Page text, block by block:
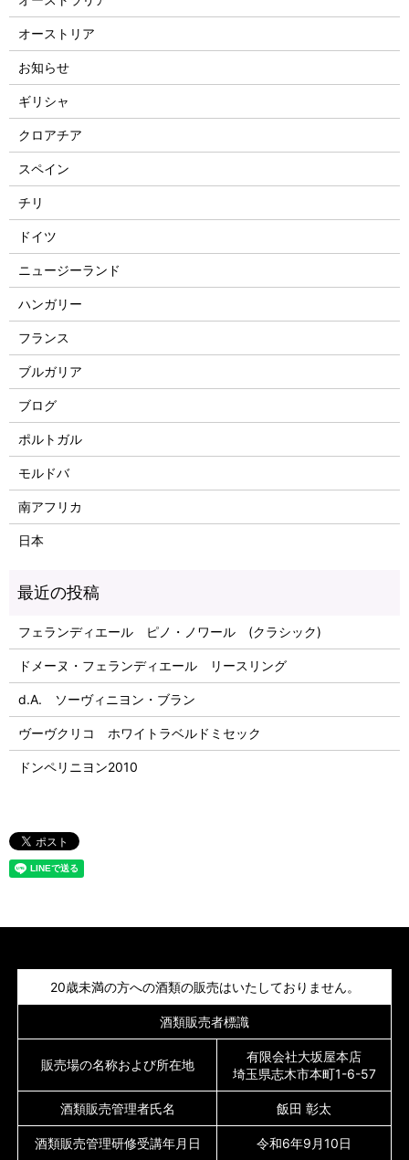
オーストリア
お知らせ
ギリシャ
クロアチア
スペイン
チリ
ドイツ
ニュージーランド
ハンガリー
フランス
ブルガリア
ブログ
ポルトガル
モルドバ
南アフリカ
日本
フェランディエール ピノ・ノワール (クラシック)
ドメーヌ・フェランディエール リースリング
d.A. ソーヴィニヨン・ブラン
ヴーヴクリコ ホワイトラベルドミセック
ドンペリニヨン2010
20歳未満の方への酒類の販売はいたしておりません。
酒類販売者標識
販売場の名称および所在地
有限会社大坂屋本店
埼玉県志木市本町1-6-57
酒類販売管理者氏名 飯田 彰太
酒類販売管理研修受講年月日 令和6年9月10日